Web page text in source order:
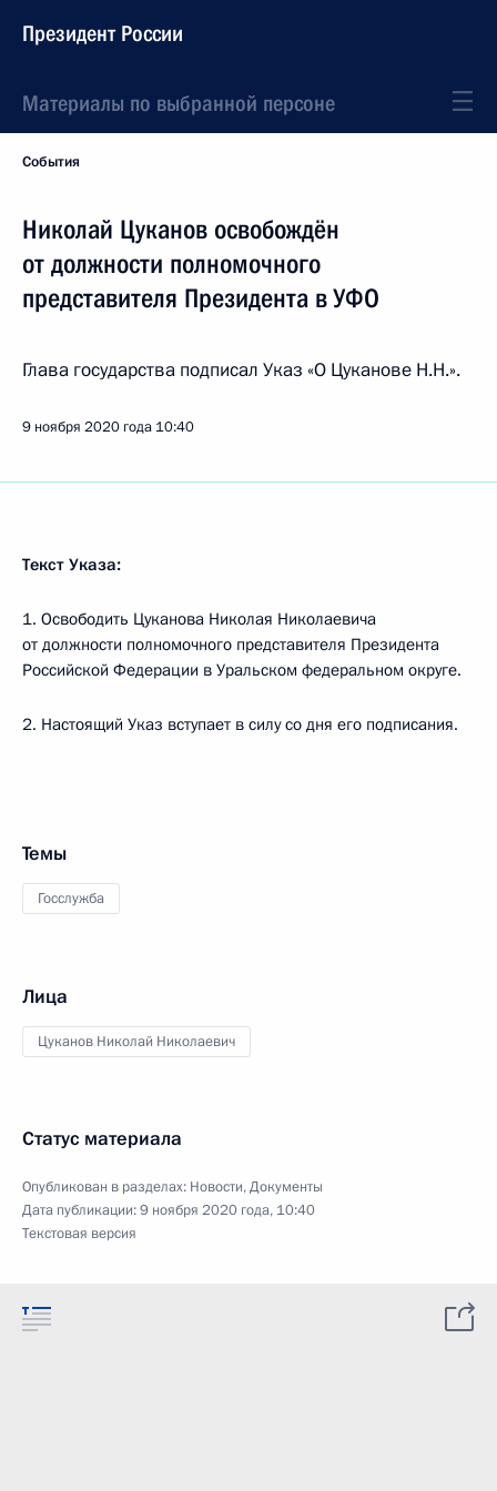
Президент России
Материалы по выбранной персоне
События
Николай Цуканов освобождён
от должности полномочного
представителя Президента в УФО
Глава государства подписал Указ «О Цуканове Н.Н.».
9 ноября 2020 года 10:40
Текст Указа:
1. Освободить Цуканова Николая Николаевича
от должности полномочного представителя Президента
Российской Федерации в Уральском федеральном округе.
2. Настоящий Указ вступает в силу со дня его подписания.
Темы
Госслужба
Лица
Цуканов Николай Николаевич
Статус материала
Опубликован в разделах: Новости,Документы
Дата публикации:9 ноября 2020 года, 10:40
Текстовая версия